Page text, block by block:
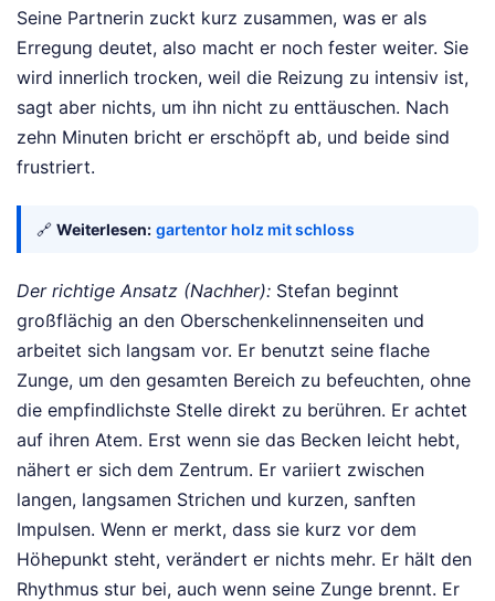
Seine Partnerin zuckt kurz zusammen, was er als
Erregung deutet, also macht er noch fester weiter. Sie
wird innerlich trocken, weil die Reizung zu intensiv ist,
sagt aber nichts, um ihn nicht zu enttäuschen. Nach
zehn Minuten bricht er erschöpft ab, und beide sind
frustriert.
🔗 Weiterlesen: gartentor holz mit schloss
Der richtige Ansatz (Nachher): Stefan beginnt
großflächig an den Oberschenkelinnenseiten und
arbeitet sich langsam vor. Er benutzt seine flache
Zunge, um den gesamten Bereich zu befeuchten, ohne
die empfindlichste Stelle direkt zu berühren. Er achtet
auf ihren Atem. Erst wenn sie das Becken leicht hebt,
nähert er sich dem Zentrum. Er variiert zwischen
langen, langsamen Strichen und kurzen, sanften
Impulsen. Wenn er merkt, dass sie kurz vor dem
Höhepunkt steht, verändert er nichts mehr. Er hält den
Rhythmus stur bei, auch wenn seine Zunge brennt. Er